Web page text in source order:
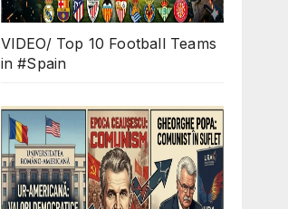
VIDEO/ Top 10 Football Teams
in #Spain